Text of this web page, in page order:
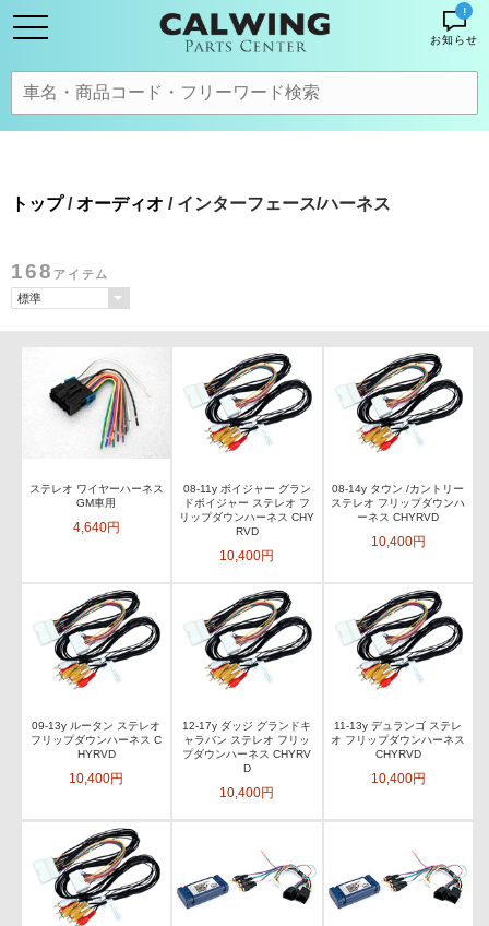
!
お知らせ
トップ/オーディオ / インターフェース/ハーネス
168 アイテム
ステレオ ワイヤーハーネス
GM車用
4,640円
08-11y ボイジャー グラン
ドボイジャー ステレオ フ
リップダウンハーネス CHY
RVD
10,400円
08-14y タウン /カントリー
ステレオ フリップダウンハ
ーネス CHYRVD
10,400円
09-13y ルータン ステレオ
フリップダウンハーネス C
HYRVD
10,400円
12-17y ダッジ グランドキ
ャラバン ステレオ フリッ
プダウンハーネス CHYRV
D
10,400円
11-13y デュランゴ ステレ
オ フリップダウンハーネス
CHYRVD
10,400円